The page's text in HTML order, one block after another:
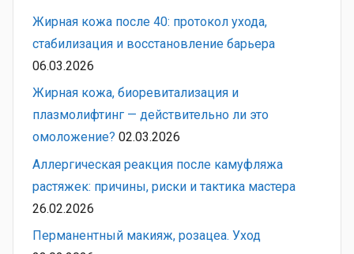
Жирная кожа после 40: протокол ухода,
стабилизация и восстановление барьера
06.03.2026
Жирная кожа, биоревитализация и
плазмолифтинг — действительно ли это
омоложение? 02.03.2026
Аллергическая реакция после камуфляжа
растяжек: причины, риски и тактика мастера
26.02.2026
Перманентный макияж, розацеа. Уход